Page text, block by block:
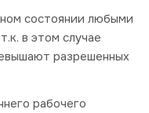
состоянии любыми
в этом случае
разрешенных
рабочего